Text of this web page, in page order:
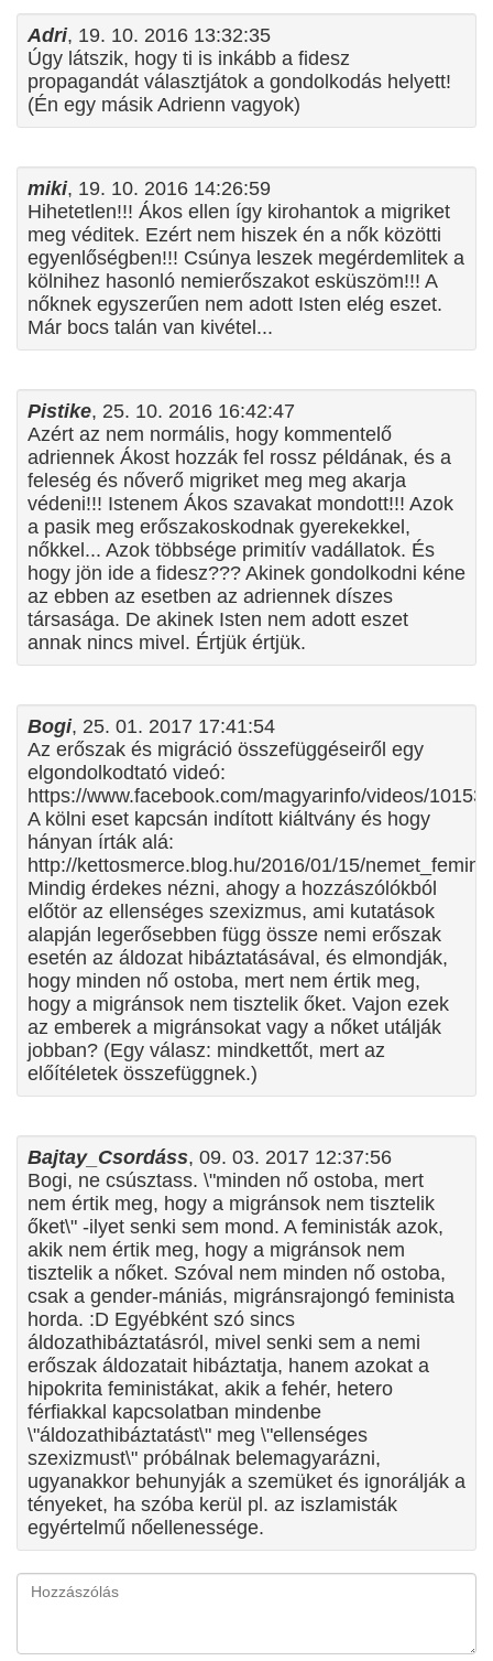
Adri, 19. 10. 2016 13:32:35
Úgy látszik, hogy ti is inkább a fidesz
propagandát választjátok a gondolkodás helyett!
(Én egy másik Adrienn vagyok)
miki, 19. 10. 2016 14:26:59
Hihetetlen!!! Ákos ellen így kirohantok a migriket
meg véditek. Ezért nem hiszek én a nők közötti
egyenlőségben!!! Csúnya leszek megérdemlitek a
kölnihez hasonló nemierőszakot esküszöm!!! A
nőknek egyszerűen nem adott Isten elég eszet.
Már bocs talán van kivétel...
Pistike, 25. 10. 2016 16:42:47
Azért az nem normális, hogy kommentelő
adriennek Ákost hozzák fel rossz példának, és a
feleség és nőverő migriket meg meg akarja
védeni!!! Istenem Ákos szavakat mondott!!! Azok
a pasik meg erőszakoskodnak gyerekekkel,
nőkkel... Azok többsége primitív vadállatok. És
hogy jön ide a fidesz??? Akinek gondolkodni kéne
az ebben az esetben az adriennek díszes
társasága. De akinek Isten nem adott eszet
annak nincs mivel. Értjük értjük.
Bogi, 25. 01. 2017 17:41:54
Az erőszak és migráció összefüggéseiről egy
elgondolkodtató videó:
https://www.facebook.com/magyarinfo/videos/
A kölni eset kapcsán indított kiáltvány és hogy
hányan írták alá:
http://kettosmerce.blog.hu/2016/01/15/
Mindig érdekes nézni, ahogy a hozzászólókból
előtör az ellenséges szexizmus, ami kutatások
alapján legerősebben függ össze nemi erőszak
esetén az áldozat hibáztatásával, és elmondják,
hogy minden nő ostoba, mert nem értik meg,
hogy a migránsok nem tisztelik őket. Vajon ezek
az emberek a migránsokat vagy a nőket utálják
jobban? (Egy válasz: mindkettőt, mert az
előítéletek összefüggnek.)
Bajtay_Csordáss, 09. 03. 2017 12:37:56
Bogi, ne csúsztass. \"minden nő ostoba, mert
nem értik meg, hogy a migránsok nem tisztelik
őket\" -ilyet senki sem mond. A feministák azok,
akik nem értik meg, hogy a migránsok nem
tisztelik a nőket. Szóval nem minden nő ostoba,
csak a gender-mániás, migránsrajongó feminista
horda. :D Egyébként szó sincs
áldozathibáztatásról, mivel senki sem a nemi
erőszak áldozatait hibáztatja, hanem azokat a
hipokrita feministákat, akik a fehér, hetero
férfiakkal kapcsolatban mindenbe
\"áldozathibáztatást\" meg \"ellenséges
szexizmust\" próbálnak belemagyarázni,
ugyanakkor behunyják a szemüket és ignorálják a
tényeket, ha szóba kerül pl. az iszlamisták
egyértelmű nőellenessége.